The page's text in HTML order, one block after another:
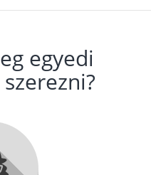
egyedi